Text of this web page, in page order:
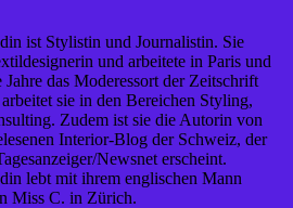
ist Stylistin und Journalistin. Sie
und arbeitete in Paris und
das Moderessort der Zeitschrift
sie in den Bereichen Styling,
Zudem ist sie die Autorin von
Interior-Blog der Schweiz, der
Newsnet erscheint.
lebt mit ihrem englischen Mann
Miss C. in Zürich.